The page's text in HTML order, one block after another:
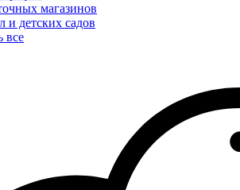
магазинов
и детских садов
все